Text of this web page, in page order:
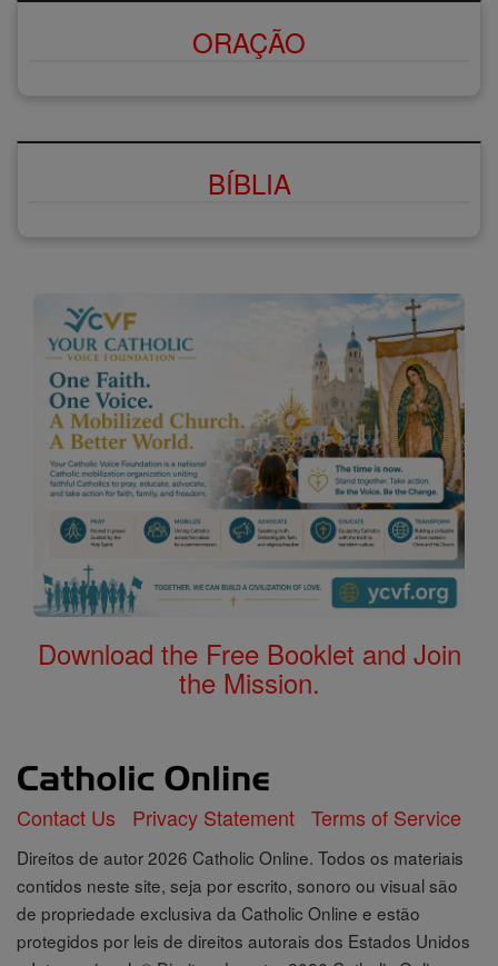
ORAÇÃO
BÍBLIA
Download the Free Booklet and Join
the Mission.
Contact Us Privacy Statement Terms of Service
Direitos de autor 2026 Catholic Online. Todos os materiais
contidos neste site, seja por escrito, sonoro ou visual são
de propriedade exclusiva da Catholic Online e estão
protegidos por leis de direitos autorais dos Estados Unidos